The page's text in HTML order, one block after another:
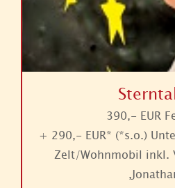
390,- EUR
+ 290,- EUR* (*s.o.)
Zelt/Wohnmobil inkl.